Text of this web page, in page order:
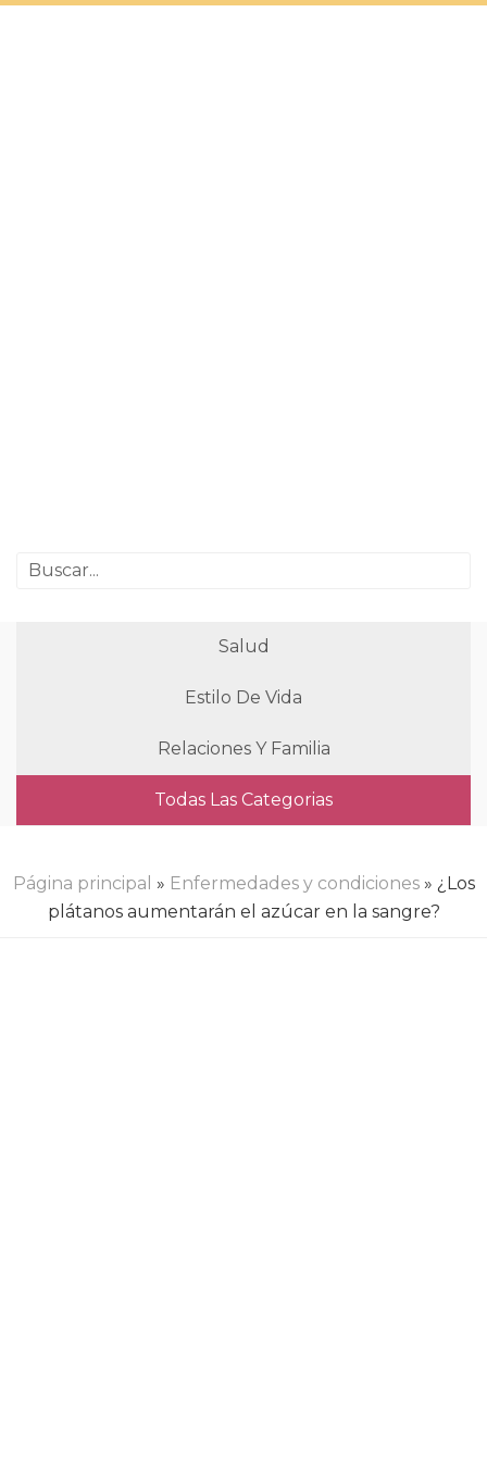
Salud
Estilo De Vida
Relaciones Y Familia
Todas Las Categorias
Página principal » Enfermedades y condiciones» ¿Los
plátanos aumentarán el azúcar en la sangre?